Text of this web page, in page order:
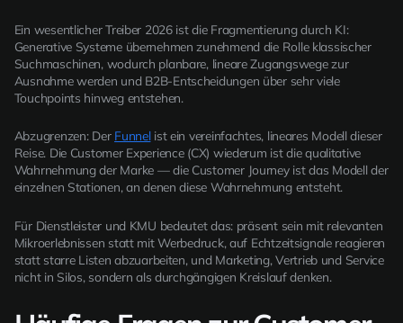
Ein wesentlicher Treiber 2026 ist die Fragmentierung durch KI:
Generative Systeme übernehmen zunehmend die Rolle klassischer
Suchmaschinen, wodurch planbare, lineare Zugangswege zur
Ausnahme werden und B2B-Entscheidungen über sehr viele
Touchpoints hinweg entstehen.
Abzugrenzen: Der Funnelist ein vereinfachtes, lineares Modell dieser
Reise. Die Customer Experience (CX) wiederum ist die qualitative
Wahrnehmung der Marke — die Customer Journey ist das Modell der
einzelnen Stationen, an denen diese Wahrnehmung entsteht.
Für Dienstleister und KMU bedeutet das: präsent sein mit relevanten
Mikroerlebnissen statt mit Werbedruck, auf Echtzeitsignale reagieren
statt starre Listen abzuarbeiten, und Marketing, Vertrieb und Service
nicht in Silos, sondern als durchgängigen Kreislauf denken.